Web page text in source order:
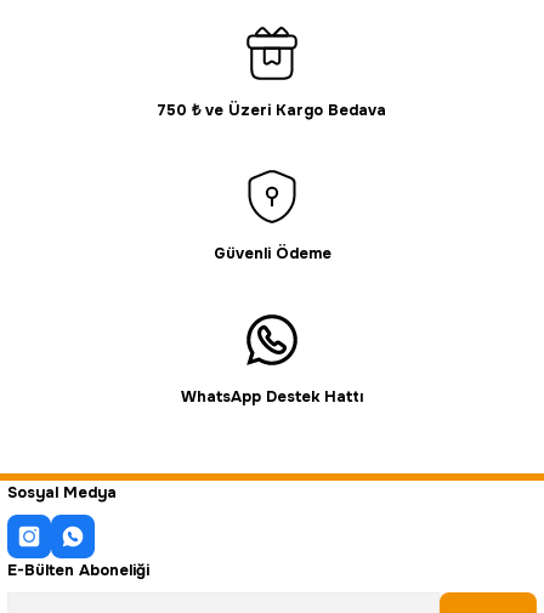
Gönder
750 ₺ ve Üzeri Kargo Bedava
Güvenli Ödeme
WhatsApp Destek Hattı
Sosyal Medya
E-Bülten Aboneliği